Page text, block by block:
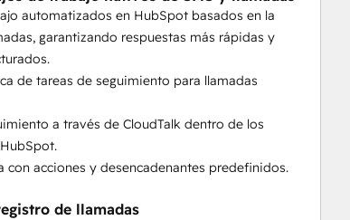
asistencia en un 66% con la integración
elimina automáticamente los contactos de
lo que evita errores de cumplimiento
leads en tiempo real
le permite arrastrar y soltar una acción
sin necesidad de Zapier.
automatizados en HubSpot basados en la
garantizando respuestas más rápidas y
de tareas de seguimiento para llamadas
a través de CloudTalk dentro de los
con acciones y desencadenantes predefinidos.
de llamadas